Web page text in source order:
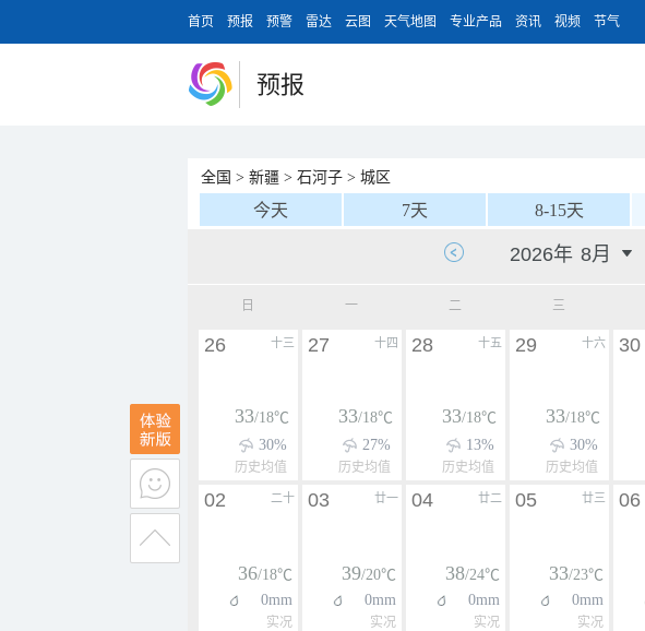
首页 预报 预警 雷达 云图 天气地图 专业产品 资讯 视频 节气
预报
全国 > 新疆 > 石河子 > 城区
今天 7天 8-15天
日 一 二 三
十三
26
33/18℃
30%
历史均值
十四
27
33/18℃
27%
历史均值
十五
28
33/18℃
13%
历史均值
十六
29
33/18℃
30%
历史均值
30
二十
02
36/18℃
0mm
实况
廿一
03
39/20℃
0mm
实况
廿二
04
38/24℃
0mm
实况
廿三
05
33/23℃
0mm
实况
06